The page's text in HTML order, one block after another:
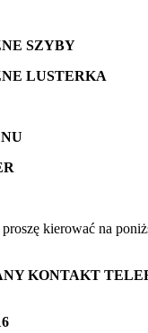
SZYBY
LUSTERKA
kierować na
KONTAKT